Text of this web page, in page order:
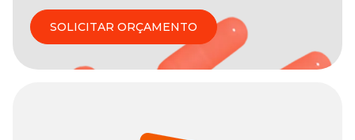
SOLICITAR ORÇAMENTO